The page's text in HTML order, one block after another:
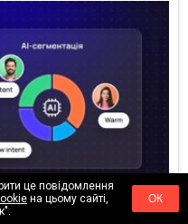
це повідомлення
на цьому сайті,
ОК